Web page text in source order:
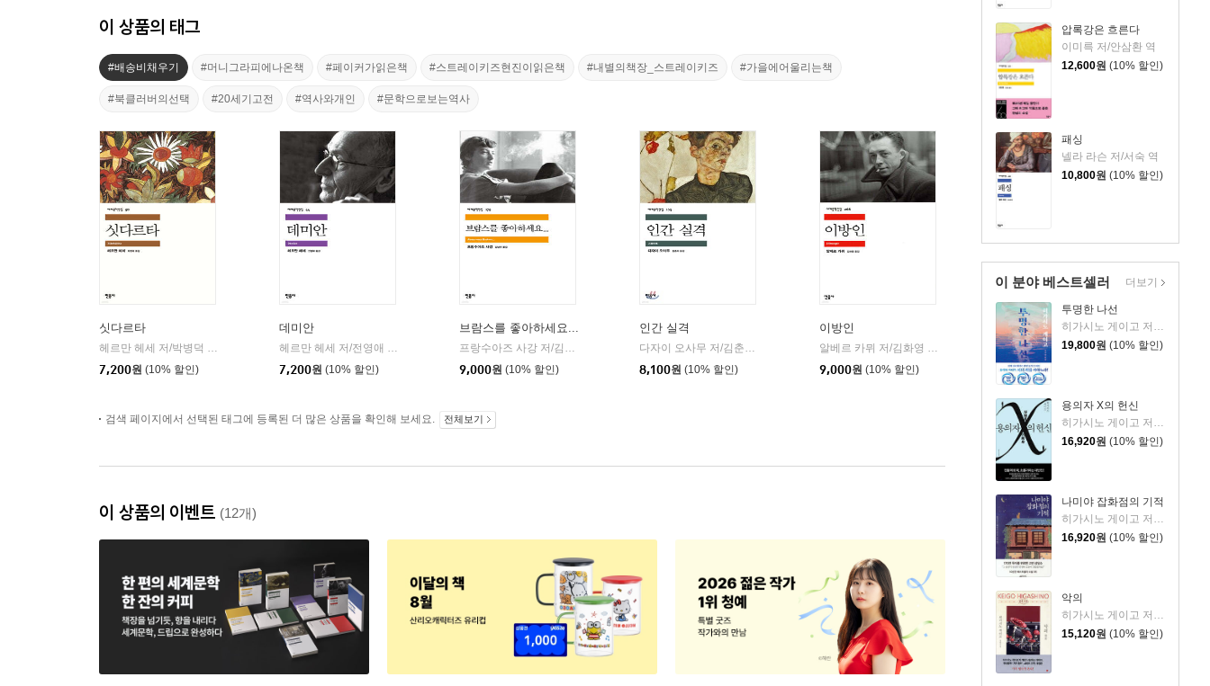
압록강은 흐른다
이미륵 저/안삼환 역
12,600원 (10% 할인)
패싱
넬라 라슨 저/서숙 역
10,800원 (10% 할인)
이 분야 베스트셀러
투명한 나선
19,800원 (10% 할인)
용의자 X의 헌신
히가시노 게이고 저/양억관 역
16,920원 (10% 할인)
나미야 잡화점의 기적
히가시노 게이고 저/양윤옥 역
16,920원 (10% 할인)
악의
히가시노 게이고 저/양윤옥 역
15,120원 (10% 할인)
더보기
이 상품의 태그
#배송비채우기 #머니그라피에나온책 #페이커가읽은책 #스트레이키즈현진이읽은책 #내별의책장_스트레이키즈 #가을에어울리는책
#북클러버의선택 #20세기고전 #역사와개인 #문학으로보는역사
싯다르타
헤르만 헤세 저/박병덕 역
7,200원 (10% 할인)
데미안
헤르만 헤세 저/전영애 역
7,200원 (10% 할인)
브람스를 좋아하세요...
프랑수아즈 사강 저/김남주 역
9,000원 (10% 할인)
인간 실격
다자이 오사무 저/김춘미 역
8,100원 (10% 할인)
이방인
알베르 카뮈 저/김화영 역
9,000원 (10% 할인)
검색 페이지에서 선택된 태그에 등록된 더 많은 상품을 확인해 보세요. 전체보기
이 상품의 이벤트 (12개)